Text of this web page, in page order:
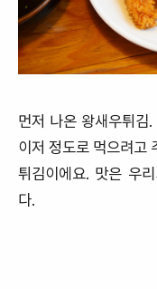
먼저 나온 왕새우튀김
이저 정도로 먹으려고
튀김이에요. 맛은 우
다.